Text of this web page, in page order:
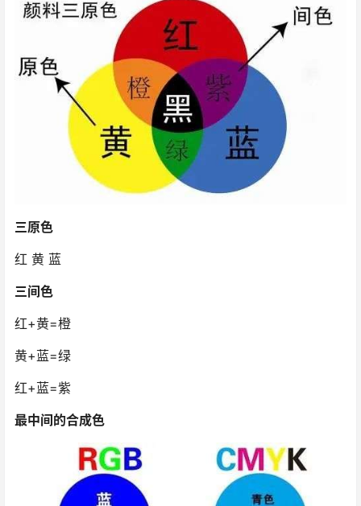
三原色
红 黄 蓝
三间色
红+黄=橙
黄+蓝=绿
红+蓝=紫
最中间的合成色